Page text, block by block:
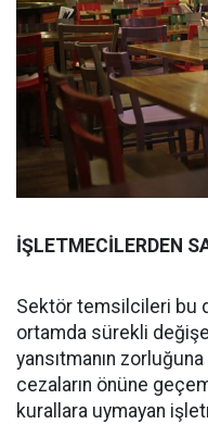
İŞLETMECİLERDEN
Sektör temsilcileri bu
ortamda sürekli
yansıtmanın
cezaların önüne
kurallara uymayan